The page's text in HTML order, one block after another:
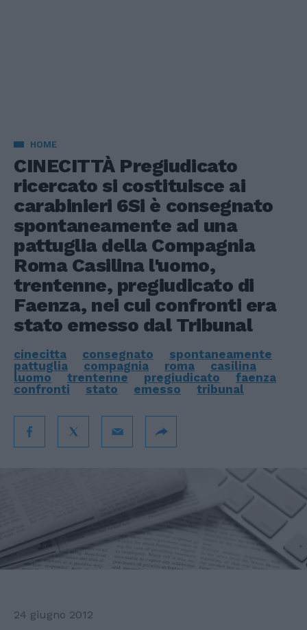
HOME
CINECITTÀ Pregiudicato
ricercato si costituisce ai
carabinieri 6Si è consegnato
spontaneamente ad una
pattuglia della Compagnia
Roma Casilina l'uomo,
trentenne, pregiudicato di
Faenza, nei cui confronti era
stato emesso dal Tribunal
cinecitta consegnato
spontaneamente
pattuglia
compagnia roma
casilina
luomo
trentenne pregiudicato
faenza
confronti
stato emesso tribunal
24 giugno 2012